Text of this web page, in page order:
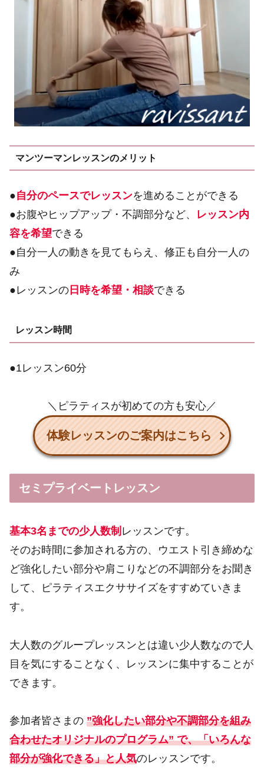
マンツーマンレッスンのメリット
●自分のペースでレッスンを進めることができる
●お腹やヒップアップ・不調部分など、 レッスン内
容を希望できる
●自分一人の動きを見てもらえ、修正も自分一人の
み
●レッスンの 日時を希望・相談できる
レッスン時間
●1レッスン60分
＼ピラティスが初めての方も安心／
体験レッスンのご案内はこちら
セミプライベートレッスン
基本3名までの少人数制 レッスンです。
そのお時間に参加される方の、ウエスト引き締めな
ど強化したい部分や肩こりなどの不調部分をお聞き
して、ピラティスエクササイズをすすめていきま
す。
大人数のグループレッスンとは違い少人数なので人
目を気にすることなく、レッスンに集中することが
できます。
参加者皆さまの ”強化したい部分や不調部分を組み
合わせたオリジナルのプログラム” で、「いろんな
部分が強化できる」と人気のレッスンです。